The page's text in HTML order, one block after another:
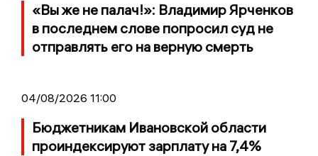
«Вы же не палач!»: Владимир Ярченков
в последнем слове попросил суд не
отправлять его на верную смерть
04/08/2026 11:00
Бюджетникам Ивановской области
проиндексируют зарплату на 7,4%